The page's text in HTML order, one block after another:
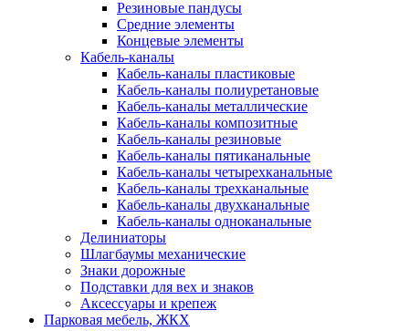
Резиновые пандусы
Средние элементы
Концевые элементы
Кабель-каналы
Кабель-каналы пластиковые
Кабель-каналы полиуретановые
Кабель-каналы металлические
Кабель-каналы композитные
Кабель-каналы резиновые
Кабель-каналы пятиканальные
Кабель-каналы четырехканальные
Кабель-каналы трехканальные
Кабель-каналы двухканальные
Кабель-каналы одноканальные
Делиниаторы
Шлагбаумы механические
Знаки дорожные
Подставки для вех и знаков
Аксессуары и крепеж
Парковая мебель, ЖКХ